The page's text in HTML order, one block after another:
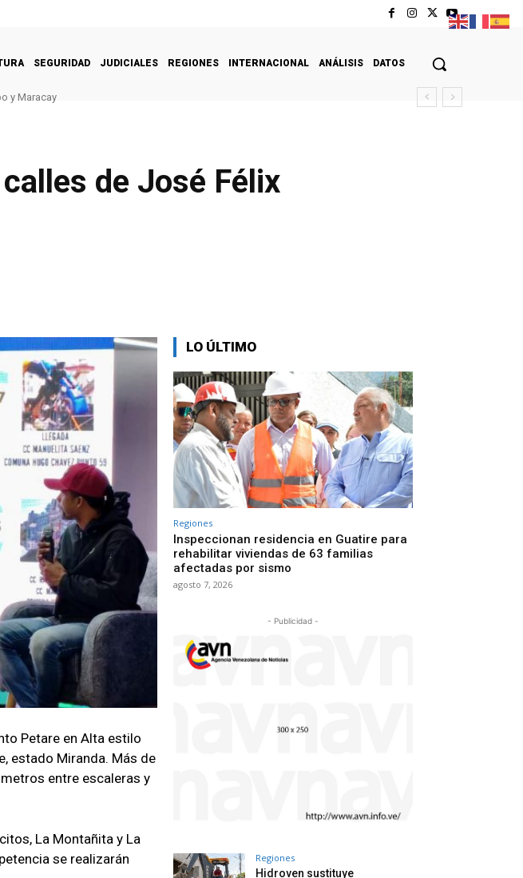
SEGURIDAD JUDICIALES REGIONES INTERNACIONAL ANÁLISIS DATOS
y Maracay
de José Félix
Petare en Alta estilo
estado Miranda. Más de
entre escaleras y
La Montañita y La
se realizarán
LO ÚLTIMO
Regiones
Inspeccionan residencia en Guatire para
rehabilitar viviendas de 63 familias
afectadas por sismo
agosto 7, 2026
- Publicidad -
Regiones
Hidroven sustituye